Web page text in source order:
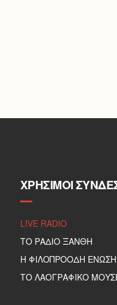
ΧΡΉΣΙΜΟΙ
LIVE RADIO
ΤΟ ΡΑΔΙΟ ΞΑΝΘΗ
Η ΦΙΛΟΠΡΟΟΔΗ
ΤΟ ΛΑΟΓΡΑΦΙΚΟ